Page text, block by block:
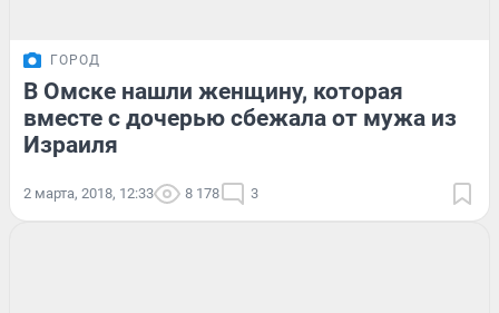
ГОРОД
В Омске нашли женщину, которая
вместе с дочерью сбежала от мужа из
Израиля
2 марта, 2018, 12:33 8 178 3